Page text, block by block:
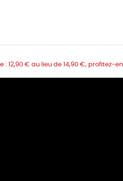
: 12,90 € au lieu de 14,90 €, profitez-